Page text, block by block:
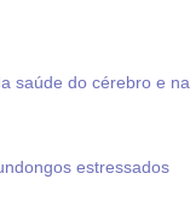
saúde do cérebro e na
estressados